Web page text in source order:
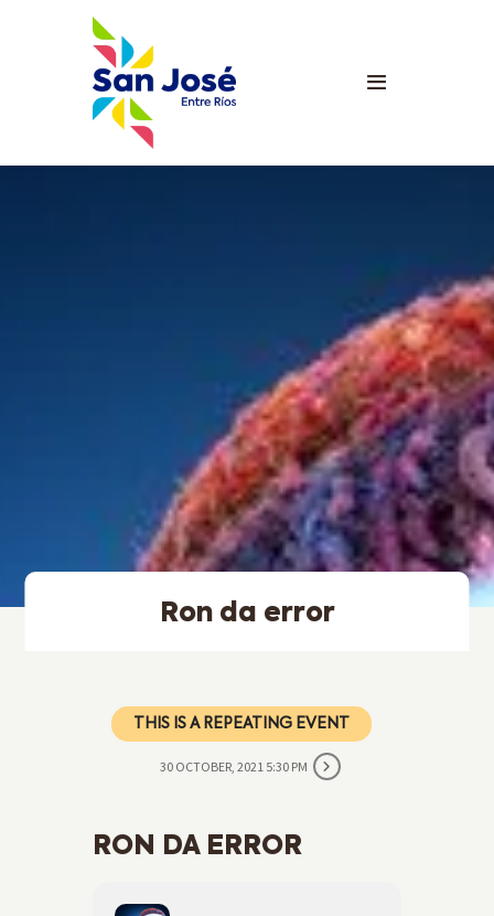
Ron da error
THIS IS A REPEATING EVENT
30 OCTOBER, 2021 5:30 PM
RON DA ERROR